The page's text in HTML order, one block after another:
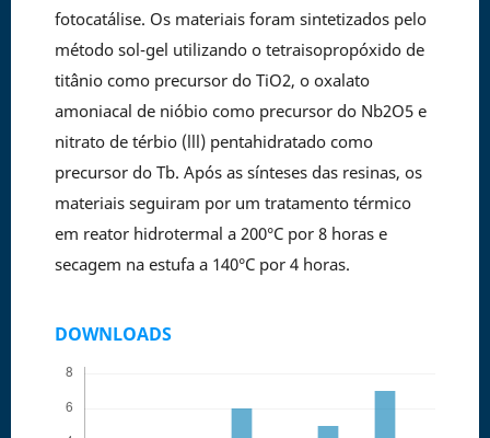
fotocatálise. Os materiais foram sintetizados pelo
método sol-gel utilizando o tetraisopropóxido de
titânio como precursor do TiO2, o oxalato
amoniacal de nióbio como precursor do Nb2O5 e
nitrato de térbio (lll) pentahidratado como
precursor do Tb. Após as sínteses das resinas, os
materiais seguiram por um tratamento térmico
em reator hidrotermal a 200°C por 8 horas e
secagem na estufa a 140°C por 4 horas.
DOWNLOADS